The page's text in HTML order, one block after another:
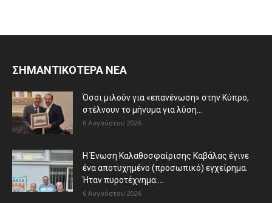
ΣΗΜΑΝΤΙΚΟΤΕΡΑ ΝΕΑ
Όσοι μιλούν για «επανένωση» στην Κύπρο,
στέλνουν το μήνυμα για λύση...
6 Αυγούστου 2026
Η Ένωση Καλαθοσφαίρισης Καβάλας έγινε
ένα αποτυχημένο (προσωπικό) εγχείρημα.
Ήταν πυροτέχνημα....
6 Αυγούστου 2026